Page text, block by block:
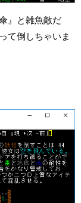
』と雑魚敵だ
て倒しちゃいま